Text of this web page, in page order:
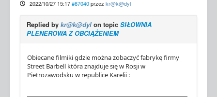
2022/10/27 15:17 #67040 przez kr@k@dyl
Replied by kr@k@dyl on topic SIŁOWNIA
PLENEROWA Z OBCIĄŻENIEM
Obiecane filmiki gdzie można zobaczyć fabrykę firmy
Street Barbell która znajduje się w Rosji w
Pietrozawodsku w republice Karelii :